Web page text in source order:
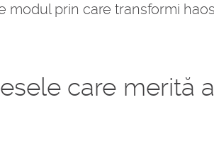
modul prin care transformi
care merită